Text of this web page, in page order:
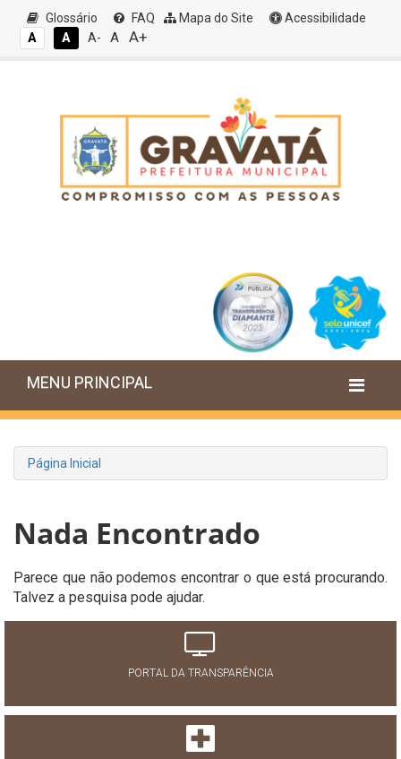
Glossário FAQ Mapa do Site
Acessibilidade
A
A A- A A+
MENU PRINCIPAL
Página Inicial
Nada Encontrado
Parece que não podemos encontrar o que está procurando.
Talvez a pesquisa pode ajudar.
PORTAL DA TRANSPARÊNCIA